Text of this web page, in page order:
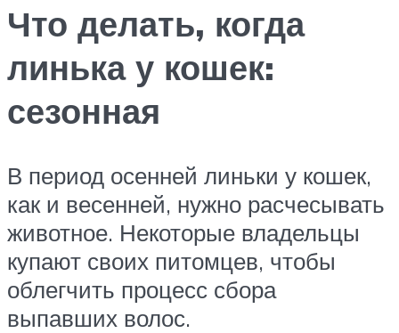
Что делать, когда
линька у кошек:
сезонная
В период осенней линьки у кошек,
как и весенней, нужно расчесывать
животное. Некоторые владельцы
купают своих питомцев, чтобы
облегчить процесс сбора
выпавших волос.